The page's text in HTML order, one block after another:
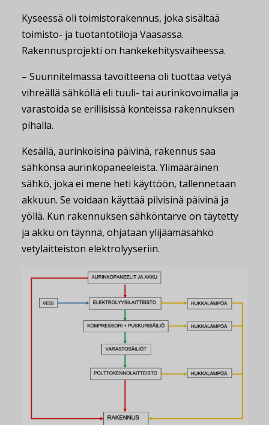
Kyseessä oli toimistorakennus, joka sisältää
toimisto- ja tuotantotiloja Vaasassa.
Rakennusprojekti on hankekehitysvaiheessa.
– Suunnitelmassa tavoitteena oli tuottaa vetyä
vihreällä sähköllä eli tuuli- tai aurinkovoimalla ja
varastoida se erillisissä konteissa rakennuksen
pihalla.
Kesällä, aurinkoisina päivinä, rakennus saa
sähkönsä aurinkopaneeleista. Ylimääräinen
sähkö, joka ei mene heti käyttöön, tallennetaan
akkuun. Se voidaan käyttää pilvisinä päivinä ja
yöllä. Kun rakennuksen sähköntarve on täytetty
ja akku on täynnä, ohjataan ylijäämäsähkö
vetylaitteiston elektrolyyseriin.